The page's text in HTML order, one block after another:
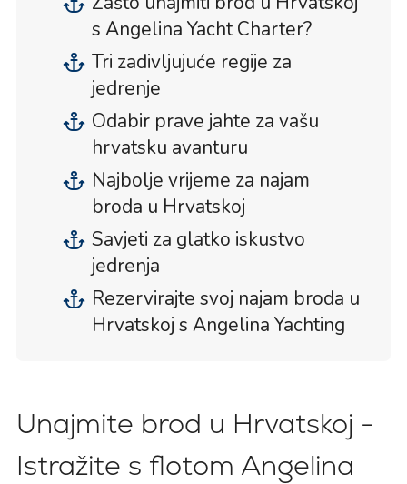
s Angelina Yacht Charter?
Tri zadivljujuće regije za
jedrenje
Odabir prave jahte za vašu
hrvatsku avanturu
Najbolje vrijeme za najam
broda u Hrvatskoj
Savjeti za glatko iskustvo
jedrenja
Rezervirajte svoj najam broda u
Hrvatskoj s Angelina Yachting
Unajmite brod u Hrvatskoj -
Istražite s flotom Angelina